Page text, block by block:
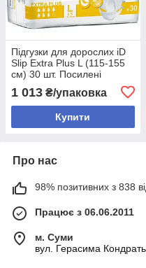
Підгузки для дорослих iD
Slip Extra Plus L (115-155
см) 30 шт. Посилені
людей і лежачих хворих
1 013 ₴/упаковка
Купити
Про нас
98% позитивних з 838
Працює з 06.06.2011
м. Суми
вул. Герасима